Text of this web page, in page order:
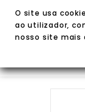
O site usa
ao utilizador,
nosso site mais